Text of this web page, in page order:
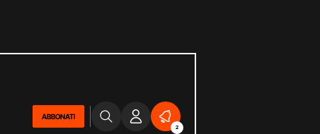
ABBONATI
2